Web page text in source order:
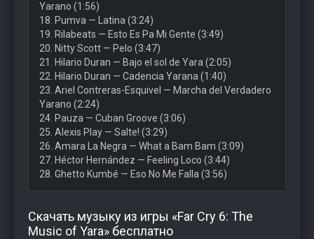
Yarano (1:56)
18. Pumva — Latina (3:24)
19. Rilabeats — Esto Es Pa Mi Gente (3:49)
20. Nitty Scott — Pelo (3:47)
21. Hilario Duran — Bajo el sol de Yara (2:05)
22. Hilario Duran — Cadencia Yarana (1:40)
23. Ariel Contreras-Esquivel — Marcha del Verdadero
Yarano (2:24)
24. Pauza — Cuban Groove (3:06)
25. Alexis Play — Salte! (3:29)
26. Amara La Negra — What a Bam Bam (3:09)
27. Héctor Hernández — Feeling Loco (3:44)
28. Ghetto Kumbé — Eso No Me Falla (3:56)
Скачать музыку из игры «Far Cry 6: The
Music of Yara» бесплатно